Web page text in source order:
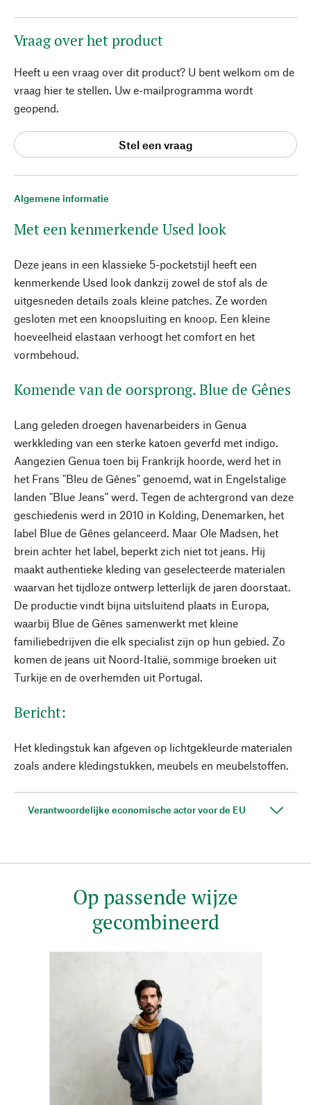
Algemene informatie
Met een kenmerkende Used look
Deze jeans in een klassieke 5-pocketstijl heeft een
kenmerkende Used look dankzij zowel de stof als de
uitgesneden details zoals kleine patches. Ze worden
gesloten met een knoopsluiting en knoop. Een kleine
hoeveelheid elastaan verhoogt het comfort en het
vormbehoud.
Komende van de oorsprong. Blue de Gênes
Lang geleden droegen havenarbeiders in Genua
werkkleding van een sterke katoen geverfd met indigo.
Aangezien Genua toen bij Frankrijk hoorde, werd het in
het Frans "Bleu de Gênes" genoemd, wat in Engelstalige
landen "Blue Jeans" werd. Tegen de achtergrond van deze
geschiedenis werd in 2010 in Kolding, Denemarken, het
label Blue de Gênes gelanceerd. Maar Ole Madsen, het
brein achter het label, beperkt zich niet tot jeans. Hij
maakt authentieke kleding van geselecteerde materialen
waarvan het tijdloze ontwerp letterlijk de jaren doorstaat.
De productie vindt bijna uitsluitend plaats in Europa,
waarbij Blue de Gênes samenwerkt met kleine
familiebedrijven die elk specialist zijn op hun gebied. Zo
komen de jeans uit Noord-Italië, sommige broeken uit
Turkije en de overhemden uit Portugal.
Bericht:
Het kledingstuk kan afgeven op lichtgekleurde materialen
zoals andere kledingstukken, meubels en meubelstoffen.
Verantwoordelijke economische actor voor de EU
Vraag over het product
Heeft u een vraag over dit product? U bent welkom om de
vraag hier te stellen. Uw e-mailprogramma wordt
geopend.
Stel een vraag
Op passende wijze
gecombineerd